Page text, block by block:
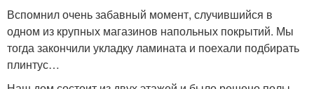
Вспомнил очень забавный момент, случившийся в
одном из крупных магазинов напольных покрытий. Мы
тогда закончили укладку ламината и поехали подбирать
плинтус…